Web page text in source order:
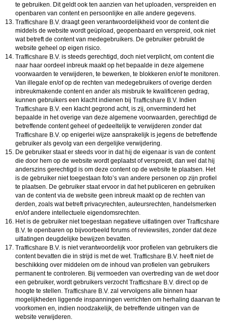
te gebruiken. Dit geldt ook ten aanzien van het uploaden, verspreiden en
openbaren van content en persoonlijke en alle andere gegevens.
draagt geen verantwoordelijkheid voor de content die
middels de website wordt geüpload, geopenbaard en verspreid, ook niet
wat betreft de content van medegebruikers. De gebruiker gebruikt de
website geheel op eigen risico.
is steeds gerechtigd, doch niet verplicht, om content die
naar haar oordeel inbreuk maakt op het bepaalde in deze algemene
voorwaarden te verwijderen, te bewerken, te blokkeren en/of te monitoren.
Van illegale en/of op de rechten van medegebruikers of overige derden
inbreukmakende content en ander als misbruik te kwalificeren gedrag,
kunnen gebruikers een klacht indienen bij
Indien
een klacht gegrond acht, is zij, onverminderd het
bepaalde in het overige van deze algemene voorwaarden, gerechtigd de
betreffende content geheel of gedeeltelijk te verwijderen zonder dat
op enigerlei wijze aansprakelijk is jegens de betreffende
gebruiker als gevolg van een dergelijke verwijdering.
De gebruiker staat er steeds voor in dat hij de eigenaar is van de content
die door hem op de website wordt geplaatst of verspreidt, dan wel dat hij
anderszins gerechtigd is om deze content op de website te plaatsen. Het
is de gebruiker niet toegestaan foto’s van andere personen op zijn profiel
te plaatsen. De gebruiker staat ervoor in dat het publiceren en gebruiken
van de content via de website geen inbreuk maakt op de rechten van
derden, zoals wat betreft privacyrechten, auteursrechten, handelsmerken
en/of andere intellectuele eigendomsrechten.
Het is de gebruiker niet toegestaan negatieve uitlatingen over
te openbaren op bijvoorbeeld forums of reviewsites, zonder dat deze
uitlatingen deugdelijke bewijzen bevatten.
is niet verantwoordelijk voor profielen van gebruikers die
content bevatten die in strijd is met de wet.
heeft niet de
beschikking over middelen om de inhoud van profielen van gebruikers
permanent te controleren. Bij vermoeden van overtreding van de wet door
een gebruiker, wordt gebruikers verzocht
direct op de
hoogte te stellen.
zal vervolgens alle binnen haar
mogelijkheden liggende inspanningen verrichten om herhaling daarvan te
voorkomen en, indien noodzakelijk, de betreffende uitingen van de
website verwijderen.